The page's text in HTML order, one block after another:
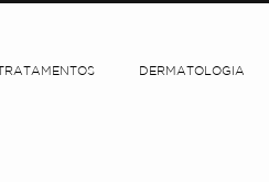
TRATAMENTOS DERMATOLOGIA